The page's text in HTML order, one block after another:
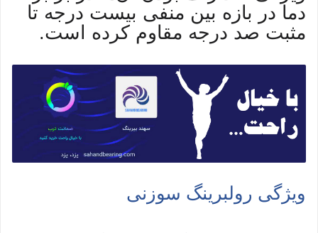
دما در بازه بین منفی بیست درجه تا
مثبت صد درجه مقاوم کرده است.
ویژگی رولبرینگ سوزنی